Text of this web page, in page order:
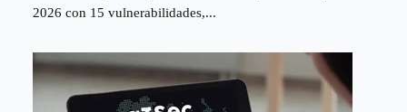
2026 con 15 vulnerabilidades,...